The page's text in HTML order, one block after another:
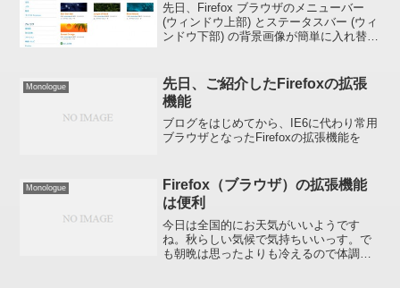
先日、Firefox ブラウザのメニューバー
(ウィンドウ上部) とステータスバー (ウィ
ンドウ下部) の背景画像が簡単に入れ替え
ザになったFirefo...
Monologue
先日、ご紹介したFirefoxの拡張
機能
ブログをはじめてから、IE6に代わり常用
ブラウザとなったFirefoxの拡張機能を
Monologue
Firefox（ブラウザ）の拡張機能
は便利
今日は全国的にお天気がいいようです
ね。秋らしい気候で気持ちいいっす。で
も朝晩は思ったよりも冷えるので体調を